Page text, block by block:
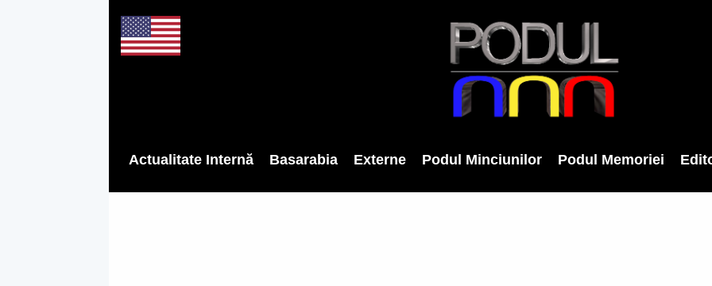
Actualitate Internă Basarabia Externe Podul Minciunilor Podul Memoriei